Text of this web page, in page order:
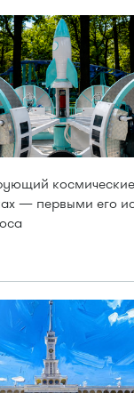
— первыми его